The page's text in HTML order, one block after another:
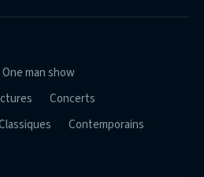
man show
Concerts
Contemporains